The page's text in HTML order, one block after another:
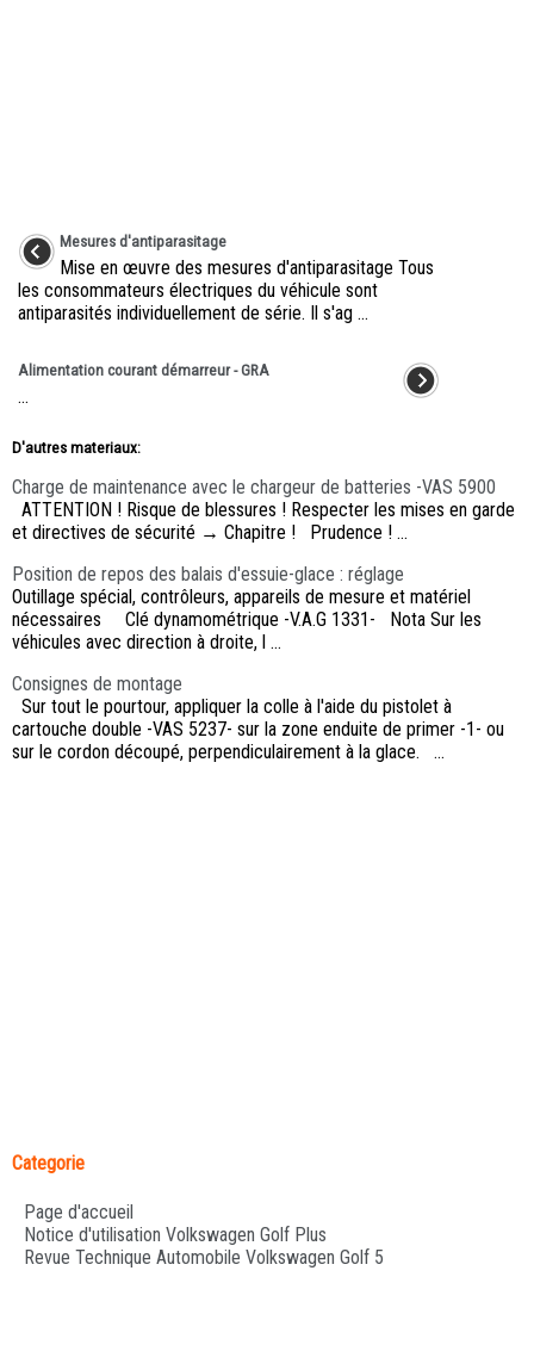
Mesures d'antiparasitage
Mise en œuvre des mesures d'antiparasitage Tous
les consommateurs électriques du véhicule sont
antiparasités individuellement de série. Il s'ag ...
Alimentation courant démarreur - GRA
...
D'autres materiaux:
Charge de maintenance avec le chargeur de batteries -VAS 5900
ATTENTION ! Risque de blessures ! Respecter les mises en garde
et directives de sécurité → Chapitre ! Prudence ! ...
Position de repos des balais d'essuie-glace : réglage
Outillage spécial, contrôleurs, appareils de mesure et matériel
nécessaires Clé dynamométrique -V.A.G 1331- Nota Sur les
véhicules avec direction à droite, l ...
Consignes de montage
Sur tout le pourtour, appliquer la colle à l'aide du pistolet à
cartouche double -VAS 5237- sur la zone enduite de primer -1- ou
sur le cordon découpé, perpendiculairement à la glace. ...
Categorie
Page d'accueil
Notice d'utilisation Volkswagen Golf Plus
Revue Technique Automobile Volkswagen Golf 5